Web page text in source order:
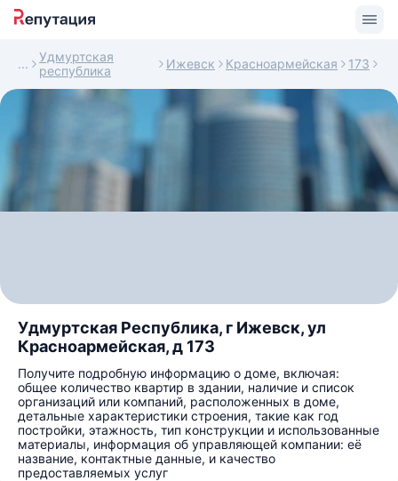
Удмуртская
республика
Ижевск Красноармейская 173
Удмуртская Республика, г Ижевск, ул
Красноармейская, д 173
Получите подробную информацию о доме, включая:
общее количество квартир в здании, наличие и список
организаций или компаний, расположенных в доме,
детальные характеристики строения, такие как год
постройки, этажность, тип конструкции и использованные
материалы, информация об управляющей компании: её
название, контактные данные, и качество
предоставляемых услуг